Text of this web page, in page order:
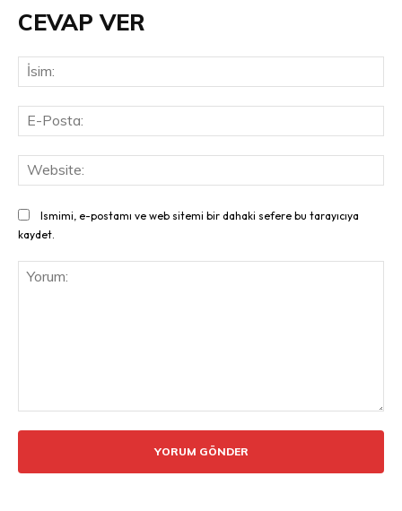
CEVAP VER
Ismimi, e-postamı ve web sitemi bir dahaki sefere bu tarayıcıya
kaydet.